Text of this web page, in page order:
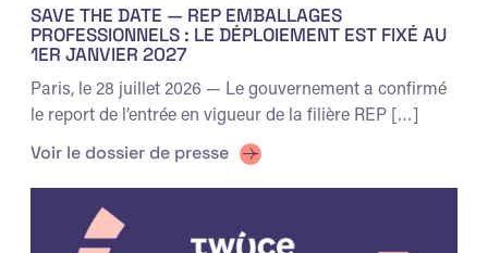
SAVE THE DATE — REP EMBALLAGES
PROFESSIONNELS : LE DÉPLOIEMENT EST FIXÉ AU
1ER JANVIER 2027
Paris, le 28 juillet 2026 — Le gouvernement a confirmé
le report de l’entrée en vigueur de la filière REP […]
Voir le dossier de presse